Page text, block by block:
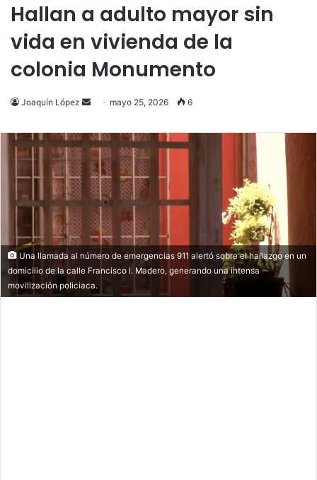
Hallan a adulto mayor sin
vida en vivienda de la
colonia Monumento
Joaquín López
Send
email
mayo 25, 2026 6
Una llamada al número de emergencias 911 alertó sobre el hallazgo en un
domicilio de la calle Francisco I. Madero, generando una intensa
movilización policiaca.